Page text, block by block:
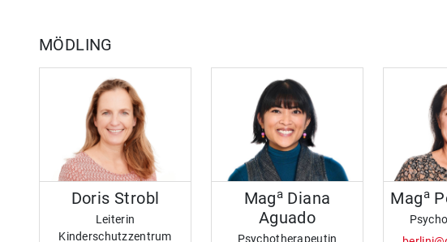
MÖDLING
Doris Strobl
Leiterin
Kinderschutzzentrum
Maga Diana
Aguado
Psychotherapeutin
Maga